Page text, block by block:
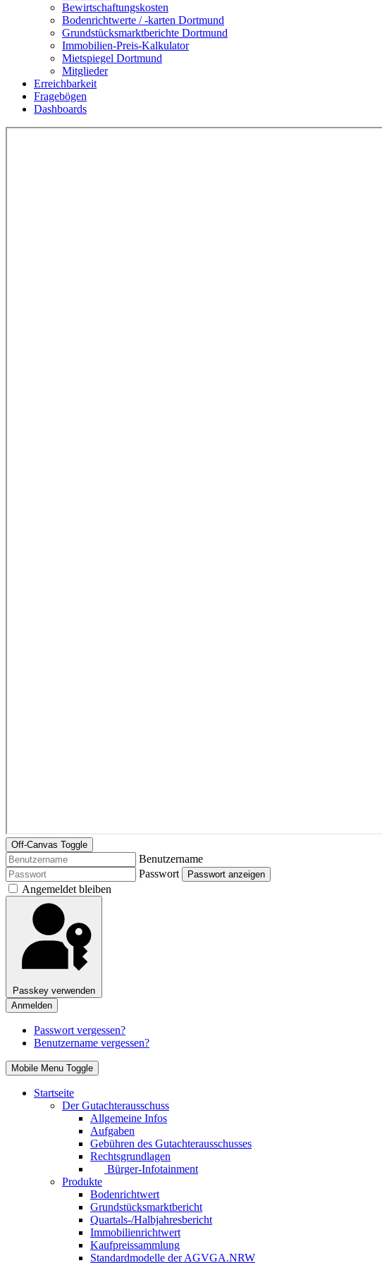
Bewirtschaftungskosten
Bodenrichtwerte / -karten Dortmund
Grundstücksmarktberichte Dortmund
Immobilien-Preis-Kalkulator
Mietspiegel Dortmund
Mitglieder
Erreichbarkeit
Fragebögen
Dashboards
Off-Canvas Toggle
Benutzername
Passwort
Passwort anzeigen
Angemeldet bleiben
Passkey verwenden
Anmelden
Passwort vergessen?
Benutzername vergessen?
Mobile Menu Toggle
Startseite
Der Gutachterausschuss
Allgemeine Infos
Aufgaben
Gebühren des Gutachterausschusses
Rechtsgrundlagen
Bürger-Infotainment
Produkte
Bodenrichtwert
Grundstücksmarktbericht
Quartals-/Halbjahresbericht
Immobilienrichtwert
Kaufpreissammlung
Standardmodelle der AGVGA.NRW